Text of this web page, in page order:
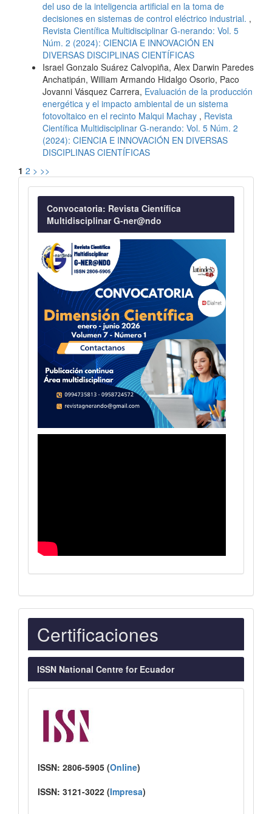
del uso de la inteligencia artificial en la toma de
decisiones en sistemas de control eléctrico industrial. ,
Revista Científica Multidisciplinar G-nerando: Vol. 5
Núm. 2 (2024): CIENCIA E INNOVACIÓN EN
DIVERSAS DISCIPLINAS CIENTÍFICAS
Israel Gonzalo Suárez Calvopiña, Alex Darwin Paredes
Anchatipán, William Armando Hidalgo Osorio, Paco
Jovanni Vásquez Carrera, Evaluación de la producción
energética y el impacto ambiental de un sistema
fotovoltaico en el recinto Malqui Machay , Revista
Científica Multidisciplinar G-nerando: Vol. 5 Núm. 2
(2024): CIENCIA E INNOVACIÓN EN DIVERSAS
DISCIPLINAS CIENTÍFICAS
1 2 > >>
Convocatoria
Convocatoria: Revista Científica
Multidisciplinar G-ner@ndo
Indexaciones
Certificaciones
ISSN National Centre for Ecuador
ISSN: 2806-5905 (Online)
ISSN: 3121-3022 (Impresa)